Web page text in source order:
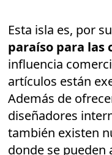
Esta isla es, por
paraíso para las
influencia
artículos están
Además de
diseñadores
también existen
donde se pueden